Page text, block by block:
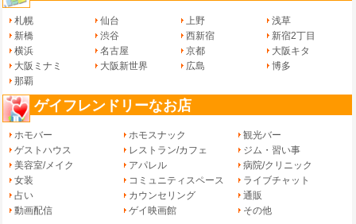
札幌 仙台 上野
浅草
新橋
渋谷 西新宿
新宿2丁目
横浜
名古屋 京都
大阪キタ
大阪ミナミ
大阪新世界 広島
博多
那覇
ゲイフレンドリーなお店
ホモバー ホモスナック
観光バー
ゲストハウス
レストラン/カフェ
ジム・習い事
美容室/メイク
アパレル
病院/クリニック
女装
コミュニティスペース
ライブチャット
占い
カウンセリング
通販
動画配信
ゲイ映画館 その他